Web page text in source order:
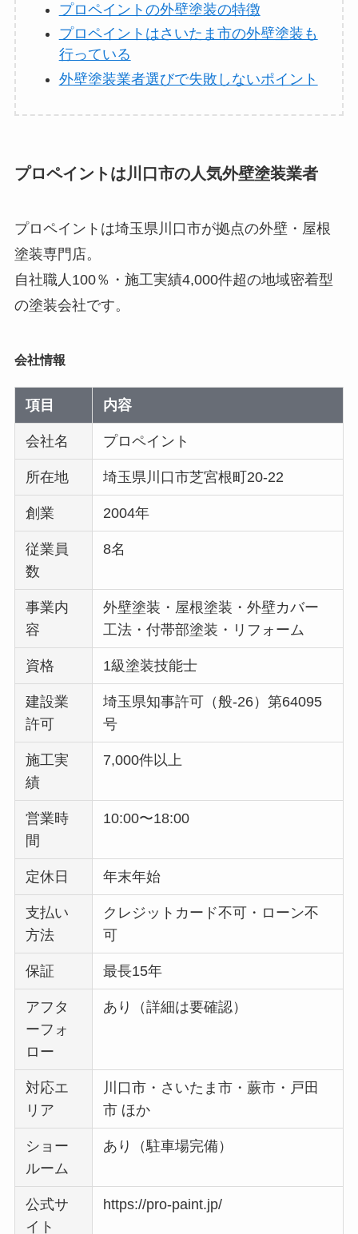
プロペイントの外壁塗装の特徴
プロペイントはさいたま市の外壁塗装も
行っている
外壁塗装業者選びで失敗しないポイント
プロペイントは川口市の人気外壁塗装業者
プロペイントは埼玉県川口市が拠点の外壁・屋根
塗装専門店。
自社職人100％・施工実績4,000件超の地域密着型
の塗装会社です。
会社情報
項目 内容
会社名 プロペイント
所在地 埼玉県川口市芝宮根町20-22
創業 2004年
従業員
数
8名
事業内
容
外壁塗装・屋根塗装・外壁カバー
工法・付帯部塗装・リフォーム
資格 1級塗装技能士
建設業
許可
埼玉県知事許可（般-26）第64095
号
施工実
績
7,000件以上
営業時
間
10:00〜18:00
定休日 年末年始
支払い
方法
クレジットカード不可・ローン不
可
保証 最長15年
アフタ
ーフォ
ロー
あり（詳細は要確認）
対応エ
リア
川口市・さいたま市・蕨市・戸田
市 ほか
ショー
ルーム
あり（駐車場完備）
公式サ
イト
https://pro-paint.jp/